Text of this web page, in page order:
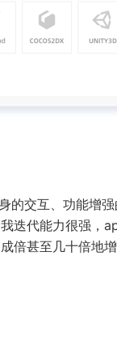
的交互、功能增
迭代能力很强，
倍甚至几十倍地